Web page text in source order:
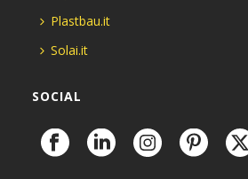
Plastbau.it
Solai.it
SOCIAL